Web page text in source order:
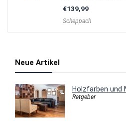
€139,99
Scheppach
Neue Artikel
Holzfarben und
Ratgeber